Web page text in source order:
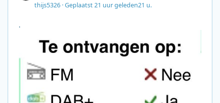
thijs5326 ·Geplaatst21 uur geleden21 u.
.